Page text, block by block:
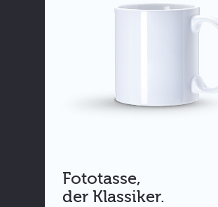
Fototasse,
der Klassiker.